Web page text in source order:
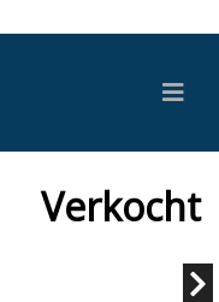
Verkocht